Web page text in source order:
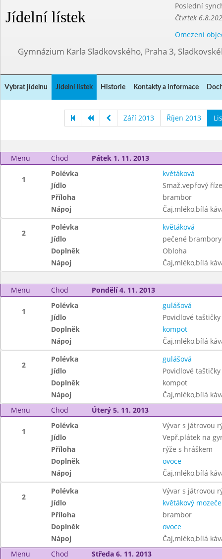
Jídelní lístek
Poslední
Čtvrtek
Omezení
Gymnázium Karla Sladkovského, Praha 3,
Vybrat jídelnu Jídelní lístek Historie Kontakty a informace
Září 2013 Říjen 2013
Menu Chod Pátek 1. 11. 2013
1
Polévka
květáková
Jídlo
Smaž.vepřový
Příloha
brambor
Nápoj
Čaj,mléko,bílá
2
Polévka
květáková
Jídlo
pečené
Doplněk
Obloha
Nápoj
Čaj,mléko,bílá
Menu Chod Pondělí 4. 11. 2013
1
Polévka
gulášová
Jídlo
Povidlové
Doplněk
kompot
Nápoj
Čaj,mléko,bílá
2
Polévka
gulášová
Jídlo
Povidlové
Doplněk
kompot
Nápoj
Čaj,mléko,bílá
Menu
Chod Úterý 5. 11. 2013
1
Polévka
Vývar s játrovou
Jídlo
Vepř.plátek na
Příloha
rýže s hráškem
Doplněk
ovoce
Nápoj
Čaj,mléko,bílá
2
Polévka
Vývar s játrovou
Jídlo
květákový
Příloha
brambor
Doplněk
ovoce
Nápoj
Čaj,mléko,bílá
Menu
Chod Středa 6. 11. 2013